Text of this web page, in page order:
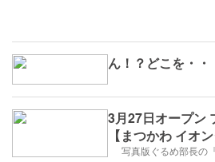
ん！？どこを・
3月27日オープン
【まつかわ イオ
写真版ぐるめ部長の